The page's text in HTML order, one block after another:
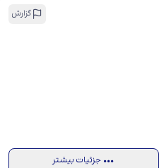
گزارش
جزئیات بیشتر